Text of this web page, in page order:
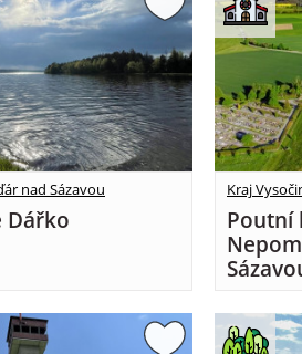
nad Sázavou
Dářko
Kraj
Poutní